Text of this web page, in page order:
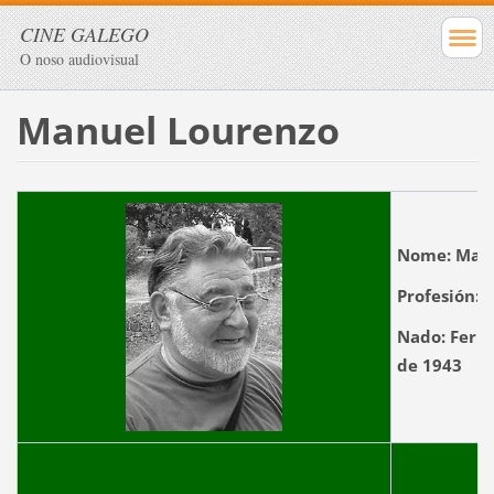
CINE GALEGO
O noso audiovisual
Manuel Lourenzo
Nome:
Profesión:
Nado:
de